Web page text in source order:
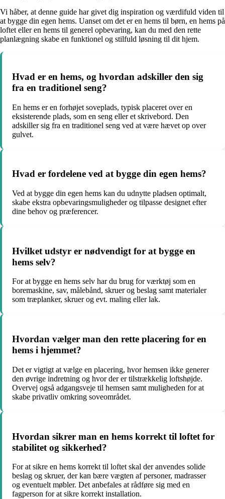
Vi håber, at denne guide har givet dig inspiration og værdifuld viden til
at bygge din egen hems. Uanset om det er en hems til børn, en hems på
loftet eller en hems til generel opbevaring, kan du med den rette
planlægning skabe en funktionel og stilfuld løsning til dit hjem.
Hvad er en hems, og hvordan adskiller den sig
fra en traditionel seng?
En hems er en forhøjet soveplads, typisk placeret over en
eksisterende plads, som en seng eller et skrivebord. Den
adskiller sig fra en traditionel seng ved at være hævet op over
gulvet.
Hvad er fordelene ved at bygge din egen hems?
Ved at bygge din egen hems kan du udnytte pladsen optimalt,
skabe ekstra opbevaringsmuligheder og tilpasse designet efter
dine behov og præferencer.
Hvilket udstyr er nødvendigt for at bygge en
hems selv?
For at bygge en hems selv har du brug for værktøj som en
boremaskine, sav, målebånd, skruer og beslag samt materialer
som træplanker, skruer og evt. maling eller lak.
Hvordan vælger man den rette placering for en
hems i hjemmet?
Det er vigtigt at vælge en placering, hvor hemsen ikke generer
den øvrige indretning og hvor der er tilstrækkelig loftshøjde.
Overvej også adgangsveje til hemsen samt muligheden for at
skabe privatliv omkring soveområdet.
Hvordan sikrer man en hems korrekt til loftet for
stabilitet og sikkerhed?
For at sikre en hems korrekt til loftet skal der anvendes solide
beslag og skruer, der kan bære vægten af personer, madrasser
og eventuelt møbler. Det anbefales at rådføre sig med en
fagperson for at sikre korrekt installation.